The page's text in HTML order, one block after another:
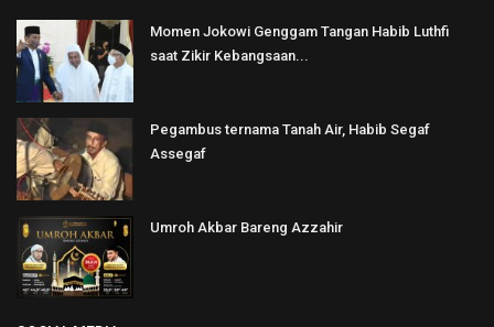
Momen Jokowi Genggam Tangan Habib Luthfi
saat Zikir Kebangsaan...
Pegambus ternama Tanah Air, Habib Segaf
Assegaf
Umroh Akbar Bareng Azzahir